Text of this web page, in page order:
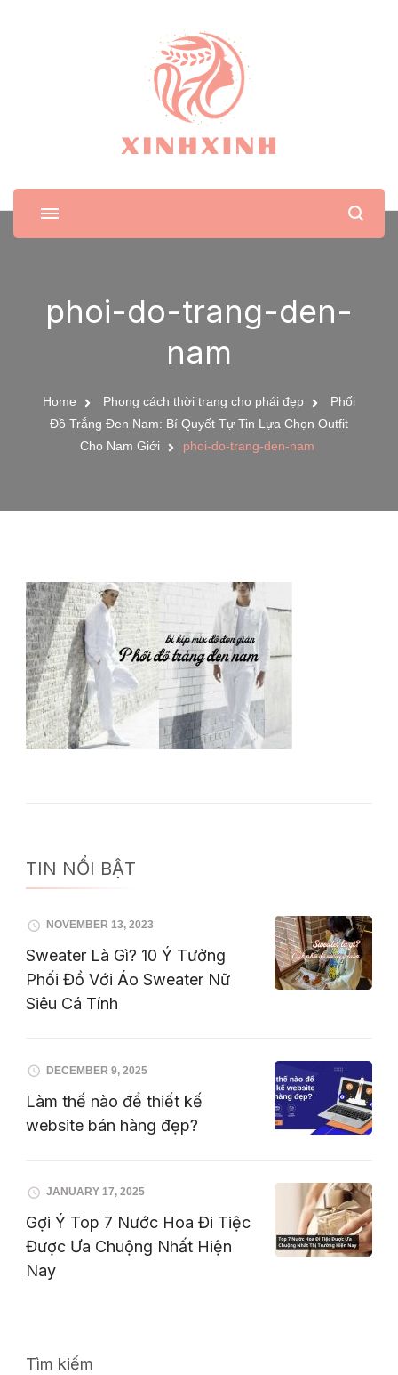
XinhXinh
Trang tin tức cho phái đẹp
phoi-do-trang-den-
nam
Home Phong cách thời trang cho phái đẹp
Phối
Đồ Trắng Đen Nam: Bí Quyết Tự Tin Lựa Chọn Outfit
Cho Nam Giới
phoi-do-trang-den-nam
TIN NỔI BẬT
NOVEMBER 13, 2023
Sweater Là Gì? 10 Ý Tưởng
Phối Đồ Với Áo Sweater Nữ
Siêu Cá Tính
DECEMBER 9, 2025
Làm thế nào để thiết kế
website bán hàng đẹp?
JANUARY 17, 2025
Gợi Ý Top 7 Nước Hoa Đi Tiệc
Được Ưa Chuộng Nhất Hiện
Nay
Tìm kiếm